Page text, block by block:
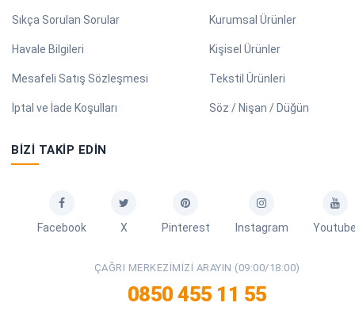
Sıkça Sorulan Sorular
Havale Bilgileri
Mesafeli Satış Sözleşmesi
İptal ve İade Koşulları
Kurumsal Ürünler
Kişisel Ürünler
Tekstil Ürünleri
Söz / Nişan / Düğün
BIZI TAKIP EDIN
Facebook X Pinterest Instagram
ÇAĞRI MERKEZIMIZI ARAYIN (09:00/18:00)
0850 455 11 55